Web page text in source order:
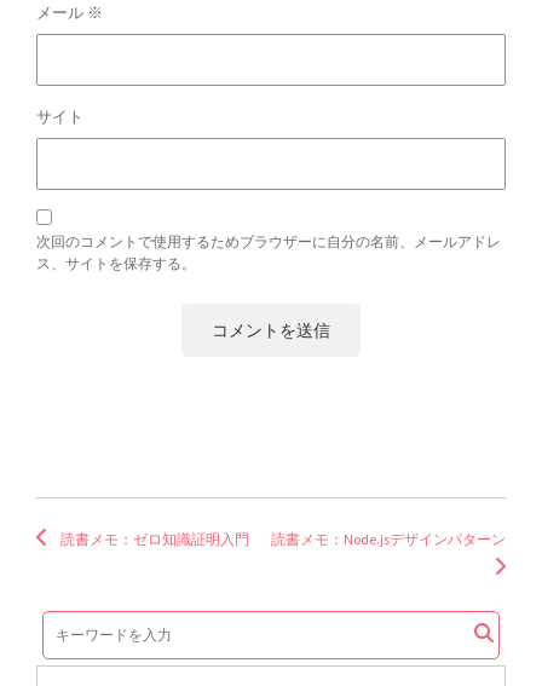
メール ※
サイト
次回のコメントで使用するためブラウザーに自分の名前、メールアドレ
ス、サイトを保存する。
読書メモ：ゼロ知識証明入門 読書メモ：Node.jsデザインパターン